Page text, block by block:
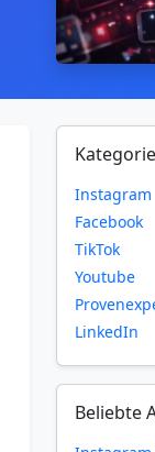
Instagram
Facebook
TikTok
Youtube
LinkedIn
Beliebte